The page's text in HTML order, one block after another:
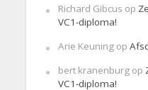
Richard Gibcus op
VC1-diploma!
Arie Keuningop
bert kranenburgop
VC1-diploma!